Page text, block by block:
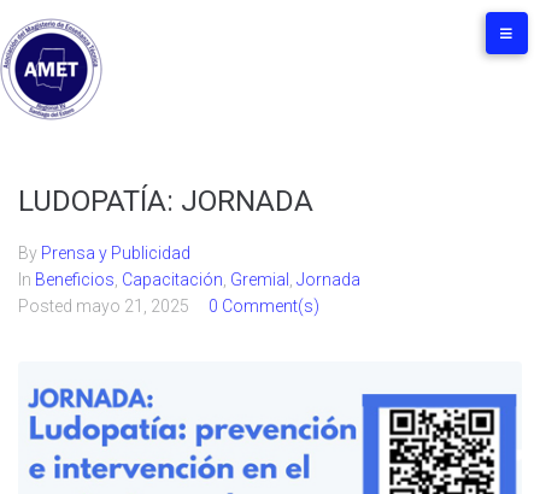
LUDOPATÍA: JORNADA
By Prensa y Publicidad
In Beneficios Capacitación Gremial
Jornada
Posted mayo 21, 2025 0 Comment(s)